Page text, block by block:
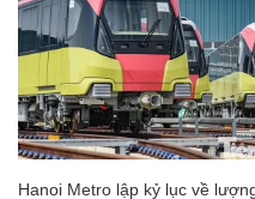
Hanoi Metro lập kỷ lục về